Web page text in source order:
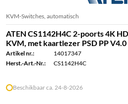
KVM-Switches, automatisch
ATEN CS1142H4C 2-poorts 4K
KVM, met kaartlezer PSD PP
Artikel nr.:
14017347
Herst.-Art.-Nr.:
CS1142H4C
Beschikbaar ca. 24-8-2026